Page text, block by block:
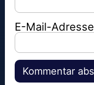
E-Mail-Adresse